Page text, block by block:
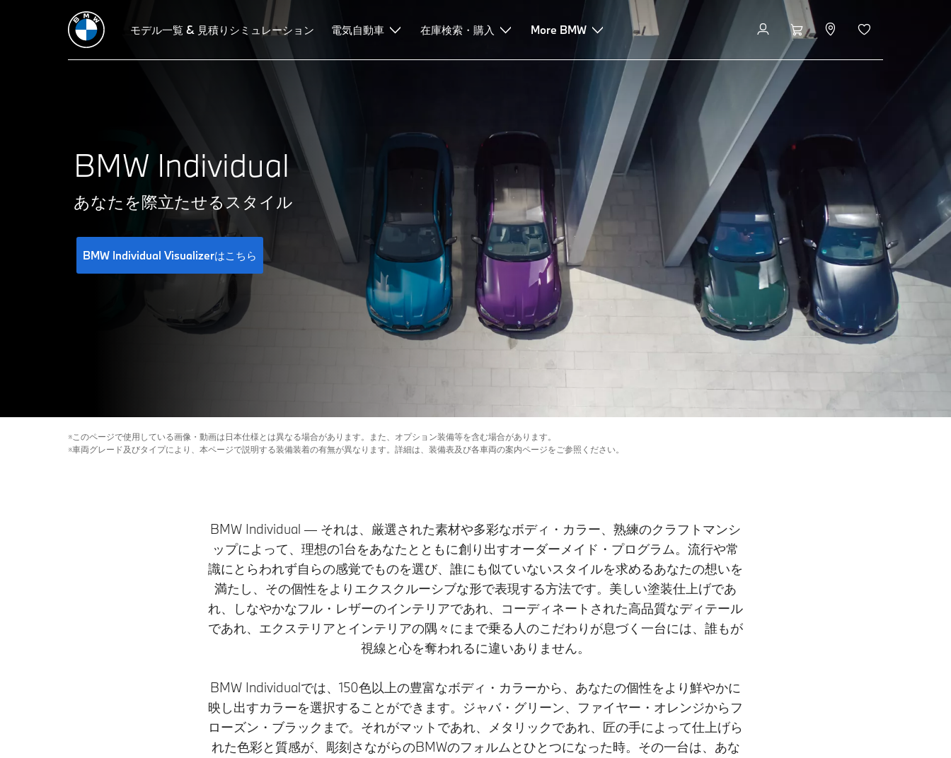
モデル一覧 & 見積りシミュレーション 電気自動車 在庫検索・購入 More BMW
BMW Individual
あなたを際立たせるスタイル
BMW Individual Visualizerはこちら
※このページで使用している画像・動画は日本仕様とは異なる場合があります。また、オプション装備等を含む場合があります。
※車両グレード及びタイプにより、本ページで説明する装備装着の有無が異なります。詳細は、装備表及び各車両の案内ページをご参照ください。
ボディ・カラー シート・マテリアル&カラー インテリア・トリム
BMW Individual ― それは、厳選された素材や多彩なボディ・カラー、熟練のクラフトマンシ
ップによって、理想の1台をあなたとともに創り出すオーダーメイド・プログラム。流行や常
識にとらわれず自らの感覚でものを選び、誰にも似ていないスタイルを求めるあなたの想いを
満たし、その個性をよりエクスクルーシブな形で表現する方法です。美しい塗装仕上げであ
れ、しなやかなフル・レザーのインテリアであれ、コーディネートされた高品質なディテール
であれ、エクステリアとインテリアの隅々にまで乗る人のこだわりが息づく一台には、誰もが
視線と心を奪われるに違いありません。
BMW Individualでは、150色以上の豊富なボディ・カラーから、あなたの個性をより鮮やかに
映し出すカラーを選択することができます。ジャバ・グリーン、ファイヤー・オレンジからフ
ローズン・ブラックまで。それがマットであれ、メタリックであれ、匠の手によって仕上げら
れた色彩と質感が、彫刻さながらのBMWのフォルムとひとつになった時。その一台は、あな